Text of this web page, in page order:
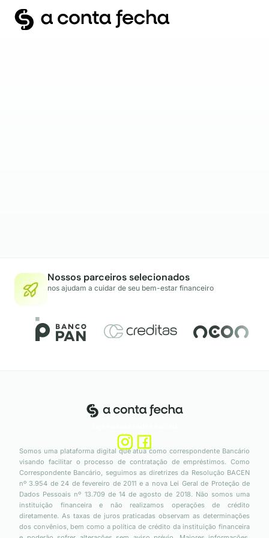
Nossos parceiros selecionados
nos ajudam a cuidar de seu bem-estar financeiro
Somos uma plataforma digital que atua como correspondente Bancário
visando facilitar o processo de contratação de empréstimos. Como
Correspondente Bancário, seguimos as diretrizes da Resolução BACEN
nº 3.954 de 24 de fevereiro de 2011 e a nova Lei Geral de Proteção de
Dados Pessoais nº 13.709 de 14 de agosto de 2018. Não somos uma
instituição financeira e não realizamos operações de crédito
diretamente. As taxas de juros praticadas observam as determinações
dos convênios, bem como a política de crédito da instituição financeira